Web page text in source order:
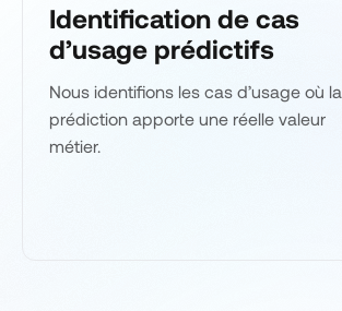
Identification de cas
d’usage prédictifs
Nous identifions les cas d’usage où la
prédiction apporte une réelle valeur
métier.